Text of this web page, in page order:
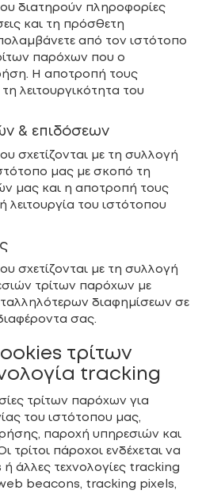
διατηρούν πληροφορίες
και τη πρόσθετη
από τον ιστότοπο
παρόχων που ο
Η αποτροπή τους
λειτουργικότητα του
& επιδόσεων
σχετίζονται με τη συλλογή
μας με σκοπό τη
μας και η αποτροπή τους
λειτουργία του ιστότοπου
σχετίζονται με τη συλλογή
τρίτων παρόχων με
διαφημίσεων σε
σας.
τρίτων
tracking
τρίτων παρόχων για
του ιστότοπου μας,
παροχή υπηρεσιών και
τρίτοι πάροχοι ενδέχεται να
άλλες τεχνολογίες tracking
beacons, tracking pixels,